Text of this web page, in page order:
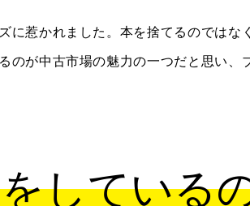
に惹かれました。本を捨てるのでは
が中古市場の魅力の一つだと思い、
している